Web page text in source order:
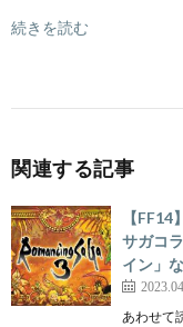
続きを読む
関連する記事
【
サガコ
イン」
あわせて